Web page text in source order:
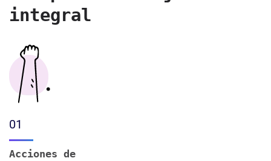
integral
01
Acciones de